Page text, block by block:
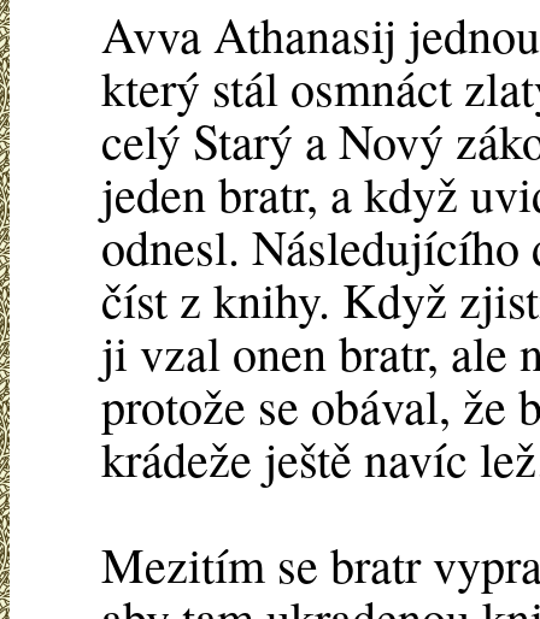
Avva Athanasij
který stál osmnáct
celý Starý a Nový
jeden bratr, a když
odnesl. Následujícího
číst z knihy. Když
ji vzal onen bratr, ale
protože se obával,
krádeže ještě navíc
Mezitím se bratr